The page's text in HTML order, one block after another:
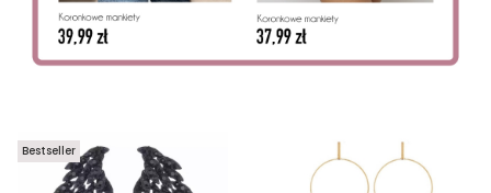
Bestseller